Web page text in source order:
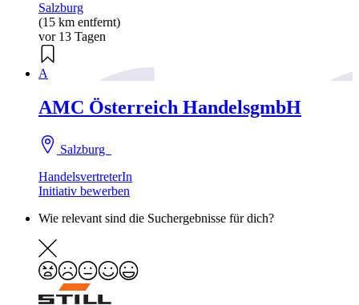
Salzburg
(15 km entfernt)
vor 13 Tagen
A
AMC Österreich HandelsgmbH
Salzburg
HandelsvertreterIn
Initiativ bewerben
Wie relevant sind die Suchergebnisse für dich?